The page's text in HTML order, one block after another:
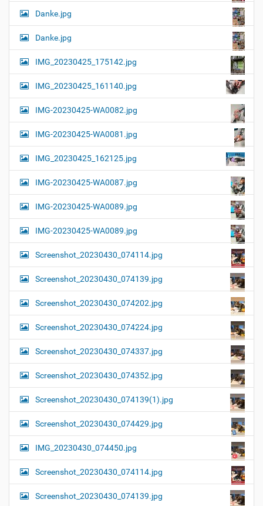
Danke.jpg
Danke.jpg
IMG_20230425_175142.jpg
IMG_20230425_161140.jpg
IMG-20230425-WA0082.jpg
IMG-20230425-WA0081.jpg
IMG_20230425_162125.jpg
IMG-20230425-WA0087.jpg
IMG-20230425-WA0089.jpg
IMG-20230425-WA0089.jpg
Screenshot_20230430_074114.jpg
Screenshot_20230430_074139.jpg
Screenshot_20230430_074202.jpg
Screenshot_20230430_074224.jpg
Screenshot_20230430_074337.jpg
Screenshot_20230430_074352.jpg
Screenshot_20230430_074139(1).jpg
Screenshot_20230430_074429.jpg
IMG_20230430_074450.jpg
Screenshot_20230430_074114.jpg
Screenshot_20230430_074139.jpg